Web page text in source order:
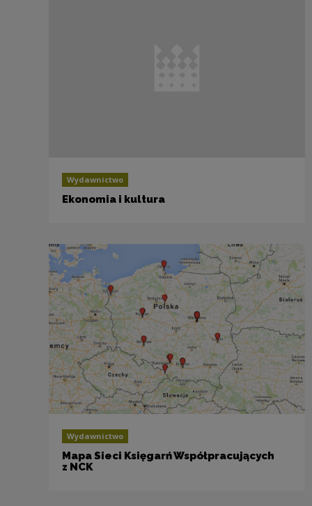
Wydawnictwo
Ekonomia i kultura
Wydawnictwo
Mapa Sieci Księgarń Współpracujących
z NCK